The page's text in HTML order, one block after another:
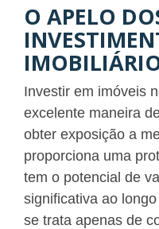
O APELO
Investir em imóveis
excelente maneira
obter exposição a
proporciona uma
tem o potencial de
significativa ao
se trata apenas de